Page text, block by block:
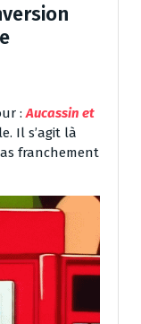
:Aucassin et
Il s’agit là
franchement